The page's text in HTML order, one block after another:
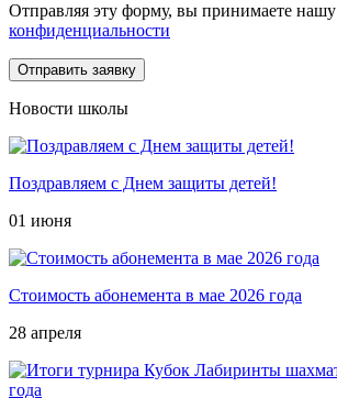
Отправляя эту форму, вы принимаете нашу
конфиденциальности
Новости школы
Поздравляем с Днем защиты детей!
01 июня
Стоимость абонемента в мае 2026 года
28 апреля